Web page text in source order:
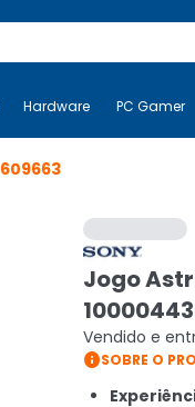
Black Ninja Hardware
Hardware PC Gamer
609663
Jogo
Vendido e
SOBRE O